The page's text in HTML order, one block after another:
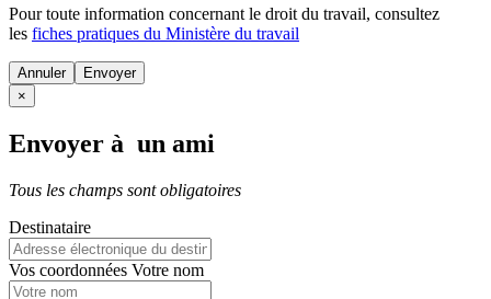
Pour toute information concernant le droit du travail, consultez
les fiches pratiques du Ministère du travail
Annuler
×
Envoyer à un ami
Tous les champs sont obligatoires
Destinataire
Vos coordonnées Votre nom